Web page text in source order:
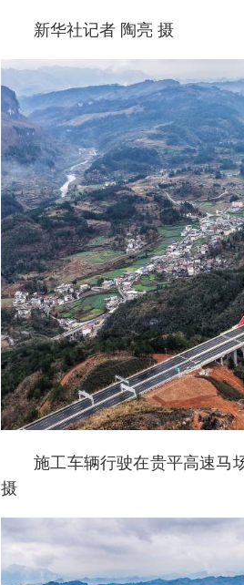
新华社记者 陶亮 摄
施工车辆行驶在贵平高速马
摄